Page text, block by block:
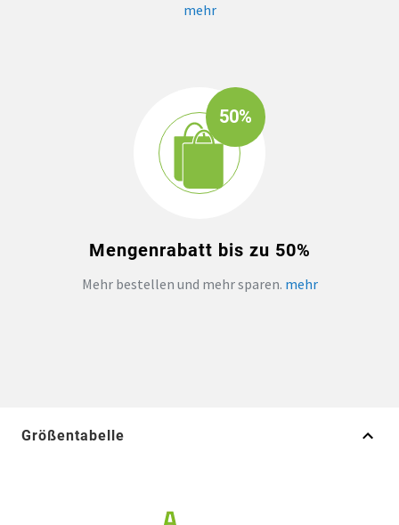
mehr
50%
Mengenrabatt bis zu 50%
Mehr bestellen und mehr sparen. mehr
Größentabelle